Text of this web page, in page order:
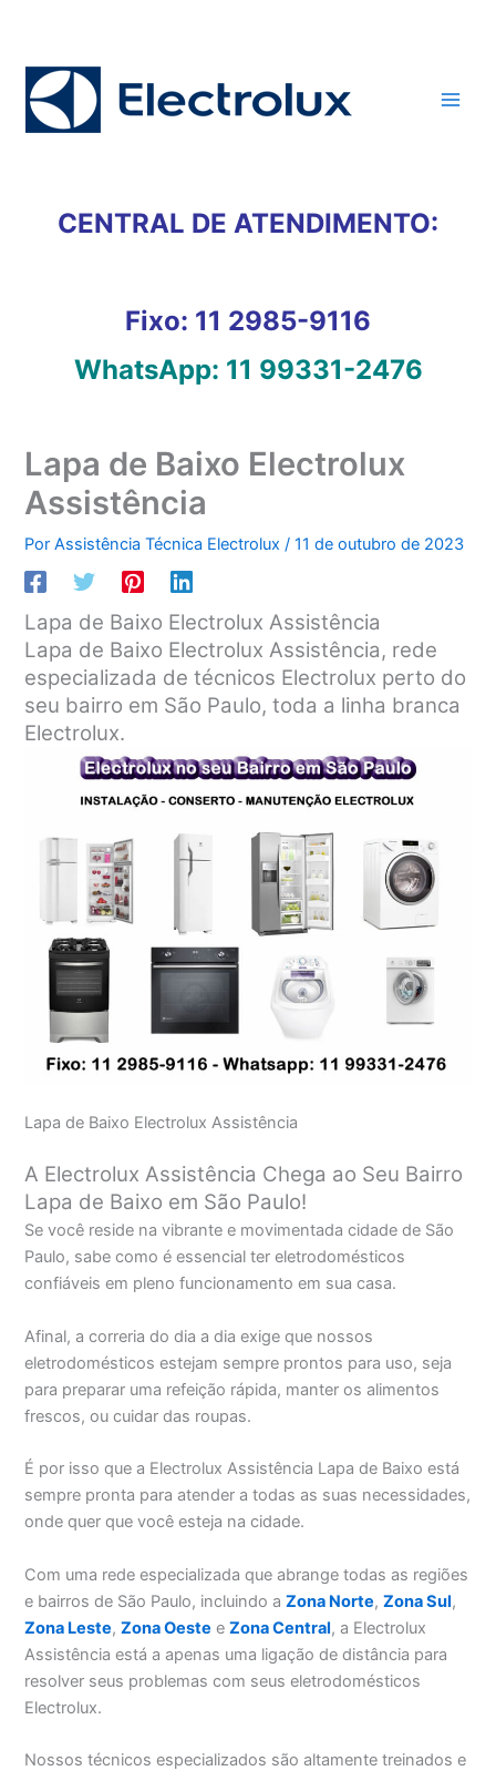
conteúdo
CENTRAL DE ATENDIMENTO:
Fixo: 11 2985-9116
WhatsApp: 11 99331-2476
Lapa de Baixo Electrolux
Assistência
PorAssistência Técnica Electrolux/11 de outubro de 2023
Lapa de Baixo Electrolux Assistência
Lapa de Baixo Electrolux Assistência, rede
especializada de técnicos Electrolux perto do
seu bairro em São Paulo, toda a linha branca
Electrolux.
Lapa de Baixo Electrolux Assistência
A Electrolux Assistência Chega ao Seu Bairro
Lapa de Baixo em São Paulo!
Se você reside na vibrante e movimentada cidade de São
Paulo, sabe como é essencial ter eletrodomésticos
confiáveis em pleno funcionamento em sua casa.
Afinal, a correria do dia a dia exige que nossos
eletrodomésticos estejam sempre prontos para uso, seja
para preparar uma refeição rápida, manter os alimentos
frescos, ou cuidar das roupas.
É por isso que a Electrolux Assistência Lapa de Baixo está
sempre pronta para atender a todas as suas necessidades,
onde quer que você esteja na cidade.
Com uma rede especializada que abrange todas as regiões
e bairros de São Paulo, incluindo aZona Norte,Zona Sul,
Zona Leste,Zona Oeste eZona Central, a Electrolux
Assistência está a apenas uma ligação de distância para
resolver seus problemas com seus eletrodomésticos
Electrolux.
Nossos técnicos especializados são altamente treinados e